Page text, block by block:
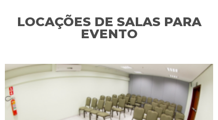
LOCAÇÕES DE SALAS PARA
EVENTO